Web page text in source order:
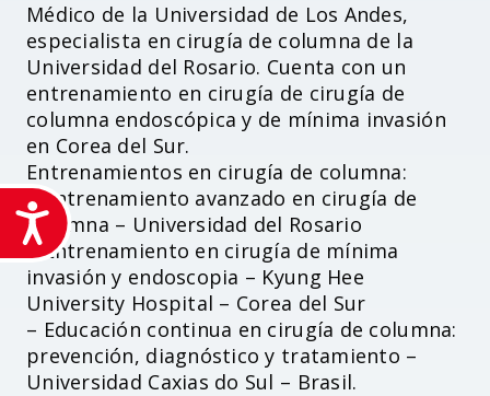
Accesibilidad
Médico de la Universidad de Los Andes,
especialista en cirugía de columna de la
Universidad del Rosario. Cuenta con un
entrenamiento en cirugía de cirugía de
columna endoscópica y de mínima invasión
en Corea del Sur.
Entrenamientos en cirugía de columna:
– Entrenamiento avanzado en cirugía de
columna – Universidad del Rosario
– Entrenamiento en cirugía de mínima
invasión y endoscopia – Kyung Hee
University Hospital – Corea del Sur
– Educación continua en cirugía de columna:
prevención, diagnóstico y tratamiento –
Universidad Caxias do Sul – Brasil.